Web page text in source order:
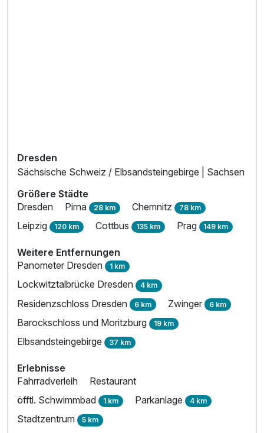
Dresden
Sächsische Schweiz / Elbsandsteingebirge | Sachsen
Größere Städte
Dresden
Pirna 28 km Chemnitz 78 km
Leipzig 120 km Cottbus 135 km Prag 149 km
Weitere Entfernungen
Panometer Dresden 1 km
Lockwitztalbrücke Dresden 4 km
Residenzschloss Dresden 6 km Zwinger 6 km
Barockschloss und Moritzburg 19 km
Elbsandsteingebirge 37 km
Erlebnisse
Fahrradverleih
Restaurant
öfftl. Schwimmbad 1 km Parkanlage 4 km
Stadtzentrum 5 km